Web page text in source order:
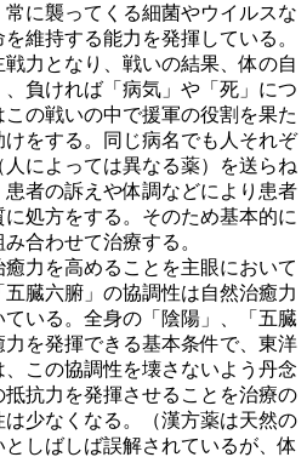
に襲ってくる細菌やウイルスな
維持する能力を発揮している。
力となり、戦いの結果、体の自
負ければ「病気」や「死」につ
の戦いの中で援軍の役割を果た
をする。同じ病名でも人それぞ
によっては異なる薬）を送らね
者の訴えや体調などにより患者
処方をする。そのため基本的に
合わせて治療する。
力を高めることを主眼において
臓六腑」の協調性は自然治癒力
いる。全身の「陰陽」、「五臓
を発揮できる基本条件で、東洋
この協調性を壊さないよう丹念
抗力を発揮させることを治療の
少なくなる。（漢方薬は天然の
しばしば誤解されているが、体